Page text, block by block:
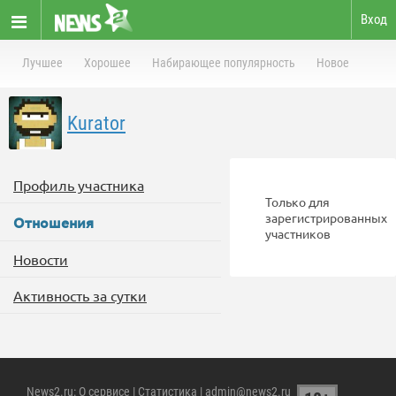
Вход
Лучшее Хорошее Набирающее популярность Новое
Kurator
Профиль участника
Отношения
Новости
Активность за сутки
Только для
зарегистрированных
участников
News2.ru: О сервисе | Статистика | admin@news2.ru